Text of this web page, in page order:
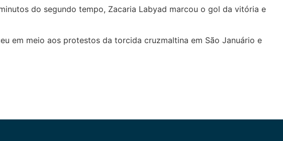
do segundo tempo, Zacaria Labyad marcou o gol da vitória e
em meio aos protestos da torcida cruzmaltina em São Januário e